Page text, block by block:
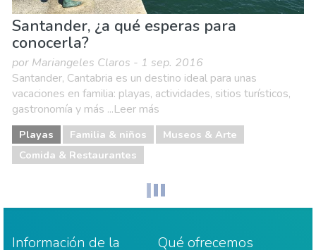
Santander, ¿a qué esperas para
conocerla?
por Mariangeles Claros - 1 sep. 2016
Santander, Cantabria es un destino ideal para unas
vacaciones en familia: playas, actividades, sitios turísticos,
gastronomía y más ...Leer más
Playas Familia & niños
Museos & Arte
Comida & Restaurantes
Información de la Qué ofrecemos